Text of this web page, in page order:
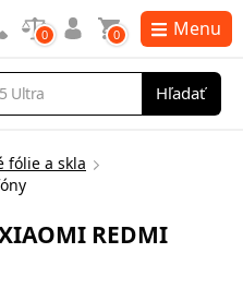
Hľadať
0 0 Menu
fólie a skla
REDMI